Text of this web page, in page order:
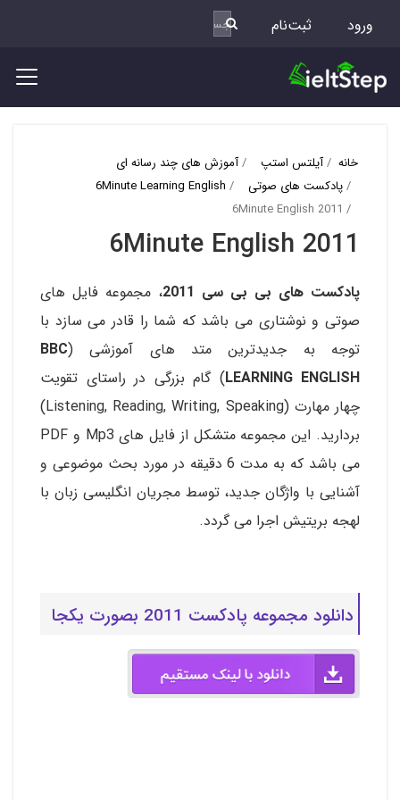
ورود ثبت‌نام
خانه آیلتس استپ
آموزش های چند رسانه ای
پادکست های صوتی
6Minute Learning English
6Minute English 2011
6Minute English 2011
پادکست های بی بی سی 2011
، مجموعه فایل های
صوتی و نوشتاری می باشد که شما را قادر می سازد با
توجه به جدیدترین متد های آموزشی (BBC
LEARNING ENGLISH) گام بزرگی در راستای تقویت
چهار مهارت (Listening, Reading, Writing, Speaking)
بردارید. این مجموعه متشکل از فایل های Mp3 و PDF
می باشد که به مدت 6 دقیقه در مورد بحث موضوعی و
آشنایی با واژگان جدید، توسط مجریان انگلیسی زبان با
لهجه بریتیش اجرا می گردد.
دانلود مجموعه پادکست 2011 بصورت یکجا